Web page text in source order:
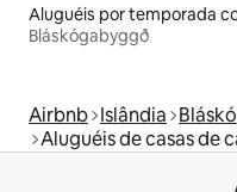
Bláskógabyggð
Airbnb Islândia
Aluguéis de casas de